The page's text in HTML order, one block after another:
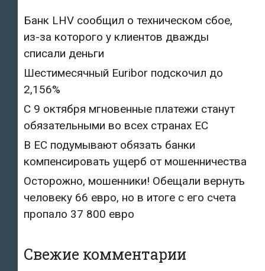
Банк LHV сообщил о техническом сбое,
из-за которого у клиентов дважды
списали деньги
Шестимесячный Euribor подскочил до
2,156%
С 9 октября мгновенные платежи станут
обязательными во всех странах ЕС
В ЕС подумывают обязать банки
компенсировать ущерб от мошенничества
Осторожно, мошенники! Обещали вернуть
человеку 66 евро, но в итоге с его счета
пропало 37 800 евро
Свежие комментарии